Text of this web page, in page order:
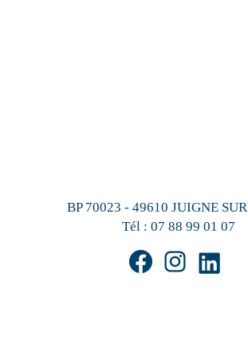
BP 70023 - 49610 JUIGNE
Tél : 07 88 99 01 07